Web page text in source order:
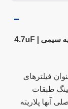
4.7uF
فیلترهای
طبقات
آنها پلاریته